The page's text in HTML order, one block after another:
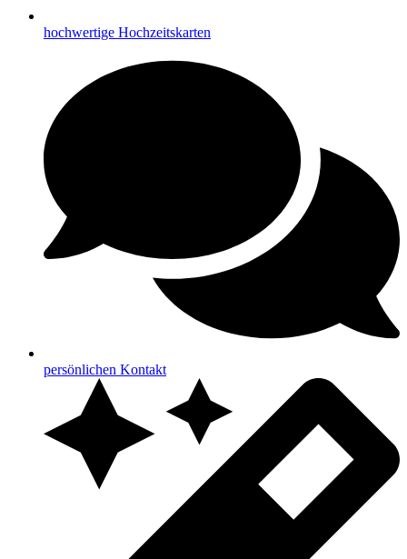
hochwertige Hochzeitskarten
persönlichen Kontakt